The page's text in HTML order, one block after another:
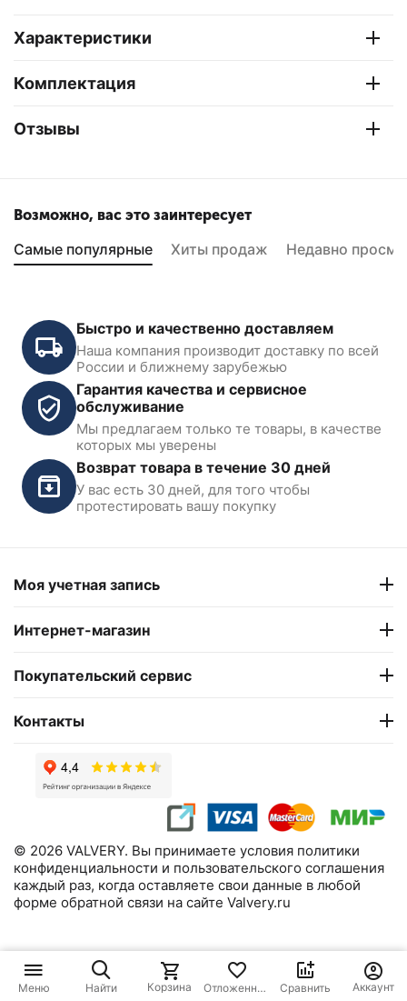
Характеристики
Комплектация
Отзывы
Возможно, вас это заинтересует
Самые популярные Хиты продаж Недавно
Набор головок для ТНВД
Bosch Car-Tool CT-G015
В наличии
Съемник для насоса CP3
В наличии
Быстро и качественно доставляем
Наша компания производит доставку по всей
России и ближнему зарубежью
Гарантия качества и сервисное
обслуживание
Мы предлагаем только те товары, в качестве
которых мы уверены
Возврат товара в течение 30 дней
У вас есть 30 дней, для того чтобы
протестировать вашу покупку
Моя учетная запись
Интернет-магазин
Покупательский сервис
Контакты
© 2026 VALVERY. Вы принимаете условия политики
конфиденциальности и пользовательского соглашения
каждый раз, когда оставляете свои данные в любой
форме обратной связи на сайте Valvery.ru
Меню Найти Корзина
Отложенные
Сравнить Аккаунт